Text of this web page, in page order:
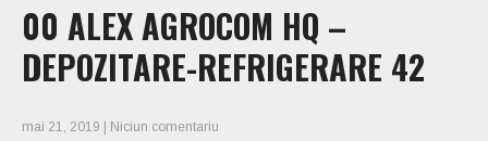
00 ALEX AGROCOM HQ –
DEPOZITARE-REFRIGERARE 42
mai 21, 2019 Niciun comentariu